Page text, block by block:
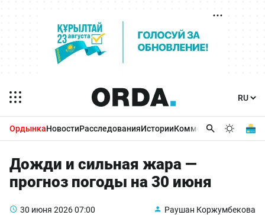
ОрдынкаНовостиРасследованияИсторииКомментарииБизнес
Дожди и сильная жара —
прогноз погоды на 30 июня
30 июня 202607:00 Раушан Коржумбекова